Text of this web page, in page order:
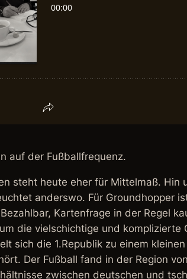
auf der Fußballfrequenz.
steht heute eher für Mittelmaß.
anderswo. Für Groundhopper
Kartenfrage in der Regel
die vielschichtige und
sich die 1.Republik zu einem
Der Fußball fand in der Region
zwischen deutschen und